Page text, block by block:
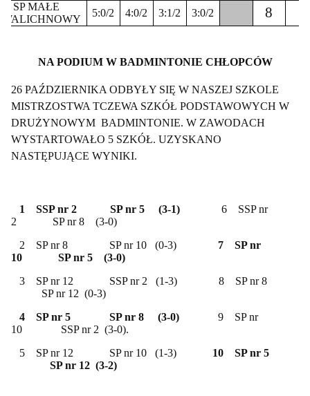
5. SP MAŁE
WALICHNOWY
5:0/2 4:0/2 3:1/2 3:0/2 8
NA PODIUM W BADMINTONIE CHŁOPCÓW
26 PAŹDZIERNIKA ODBYŁY SIĘ W NASZEJ SZKOLE
MISTRZOSTWA TCZEWA SZKÓŁ PODSTAWOWYCH W
DRUŻYNOWYM BADMINTONIE. W ZAWODACH
WYSTARTOWAŁO 5 SZKÓŁ. UZYSKANO
NASTĘPUJĄCE WYNIKI.
1 SSP nr 2 SP nr 5 (3-1) 6
SSP nr
2
SP nr 8
(3-0)
2
SP nr 8 SP nr 10 (0-3) 7
SP nr
10
SP nr 5
(3-0)
3
SP nr 12 SSP nr 2 (1-3) 8
SP nr 8
SP nr 12 (0-3)
4
SP nr 5 SP nr 8 (3-0) 9
SP nr
10
SSP nr 2 (3-0).
5
SP nr 12 SP nr 10 (1-3) 10
SP nr 5
SP nr 12 (3-2)